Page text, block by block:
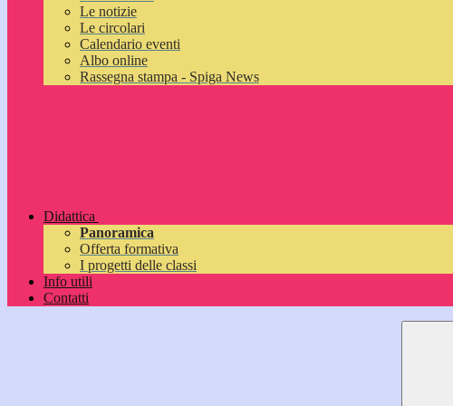
Le notizie
Le circolari
Calendario eventi
Albo online
Rassegna stampa - Spiga News
Didattica
Panoramica
Offerta formativa
I progetti delle classi
Info utili
Contatti